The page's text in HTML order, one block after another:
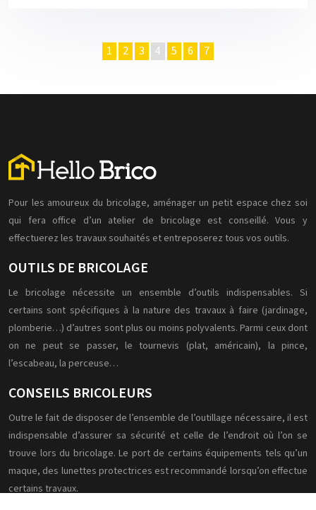
1 2 3 4 5 6 7
Pour les amoureux du bricolage, aménager un petit espace chez soi
qui fera office d’un atelier de bricolage est conseillé. Vous y
effectuerez les travaux souhaités et entreposerez tous vos outils.
OUTILS DE BRICOLAGE
Le bricolage nécessite un ensemble d’outils indispensables. Si
certains sont spécifiques à la nature des travaux à faire (jardinage,
plomberie…) d’autres sont plus ou moins polyvalents. Parmi ceux dont
on ne peut se passer, le tournevis (plat, américain), la pince,
l’escabeau, la perceuse…
CONSEILS BRICOLEURS
Outre le fait de disposer de l’ensemble de l’outillage nécessaire, il est
indispensable d’assurer sa sécurité et celle de l’endroit où l’on se
trouve lors du bricolage. Le port de certains équipements tels qu’un
maque, des lunettes protectrices est recommandé lorsqu’on effectue
certains travaux.